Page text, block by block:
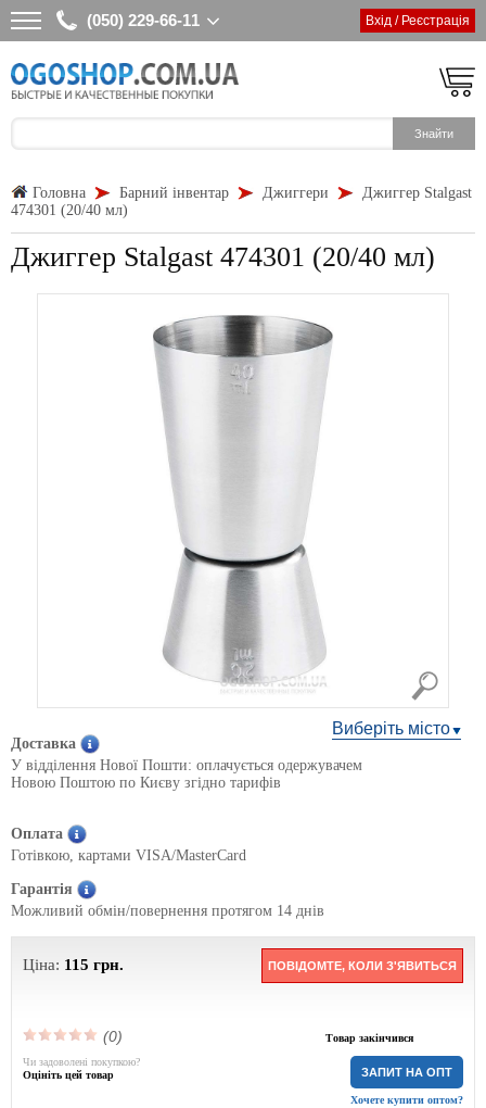
(050) 229-66-11 Вхід / Реєстрація
Головна Барний інвентар Джиггери
Джиггер Stalgast
474301 (20/40 мл)
Джиггер Stalgast 474301 (20/40 мл)
Виберіть місто
Доставка
У відділення Нової Пошти: оплачується одержувачем
Новою Поштою по Києву згідно тарифів
Оплата
Готівкою, картами VISA/MasterCard
Гарантія
Можливий обмін/повернення протягом 14 днів
Ціна: 115 грн. ПОВІДОМТЕ, КОЛИ З'ЯВИТЬСЯ
(0) Товар закінчився
ЗАПИТ НА ОПТ
Хочете купити оптом?
Чи задоволені покупкою?
Оцініть цей товар